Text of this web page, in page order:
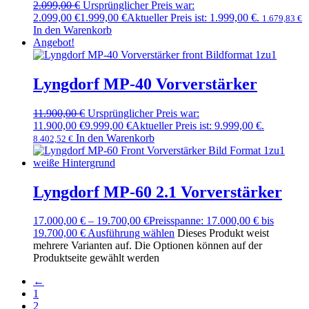
2.099,00€ Ursprünglicher Preis war:
2.099,00 €1.999,00 €Aktueller Preis ist: 1.999,00 €. 1.679,83 €
In den Warenkorb
Angebot!
Lyngdorf MP-40 Vorverstärker
11.900,00€ Ursprünglicher Preis war:
11.900,00 €9.999,00 €Aktueller Preis ist: 9.999,00 €.
8.402,52 € In den Warenkorb
Lyngdorf MP-60 2.1 Vorverstärker
17.000,00 € – 19.700,00 €Preisspanne: 17.000,00 € bis
19.700,00 €Ausführung wählen Dieses Produkt weist
mehrere Varianten auf. Die Optionen können auf der
Produktseite gewählt werden
←
1
2